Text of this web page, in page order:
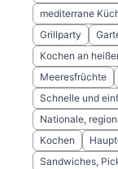
mediterrane
Grillparty
Kochen an
Meeresfrüchte
Schnelle und
Nationale,
Kochen
Sandwiches,